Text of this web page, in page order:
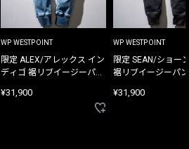
WP WESTPOINT
限定 ALEX/アレックス イン
ディゴ 裾リブイージーパン
¥31,900
WP WESTPOINT
限定 SEAN/ショー
裾リブイージーパ
¥31,900